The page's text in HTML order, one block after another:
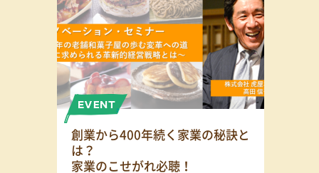
創業から400年続く家業の秘訣と
は？
家業のこせがれ必聴！